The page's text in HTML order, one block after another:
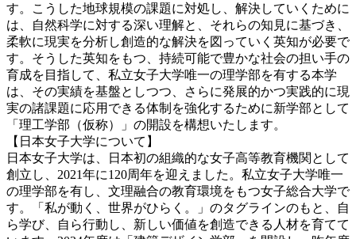
す。こうした地球規模の課題に対処し、解決していくために
は、自然科学に対する深い理解と、それらの知見に基づき、
柔軟に現実を分析し創造的な解決を図っていく英知が必要で
す。そうした英知をもつ、持続可能で豊かな社会の担い手の
育成を目指して、私立女子大学唯一の理学部を有する本学
は、その実績を基盤としつつ、さらに発展的かつ実践的に現
実の諸課題に応用できる体制を強化するために新学部として
「理工学部（仮称）」の開設を構想いたします。
【日本女子大学について】
日本女子大学は、日本初の組織的な女子高等教育機関として
創立し、2021年に120周年を迎えました。私立女子大学唯一
の理学部を有し、文理融合の教育環境をもつ女子総合大学で
す。「私が動く、世界がひらく。」のタグラインのもと、自
ら学び、自ら行動し、新しい価値を創造できる人材を育てて